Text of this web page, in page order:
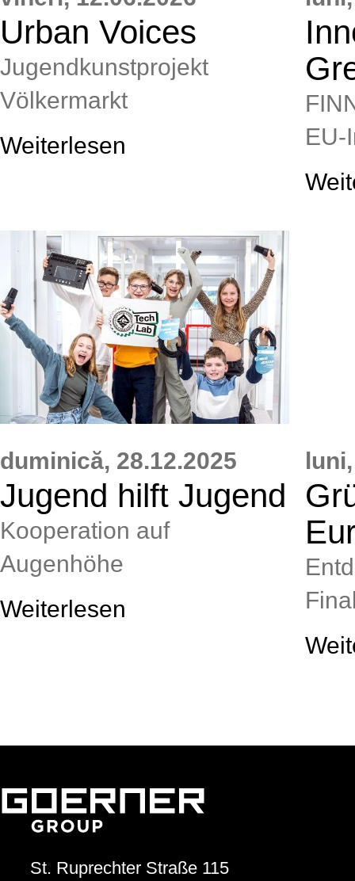
Urban Voices
Jugendkunstprojekt
Völkermarkt
Weiterlesen
duminică, 28.12.2025
Jugend hilft Jugend
Kooperation auf
Augenhöhe
Weiterlesen
luni,
St. Ruprechter Straße 115